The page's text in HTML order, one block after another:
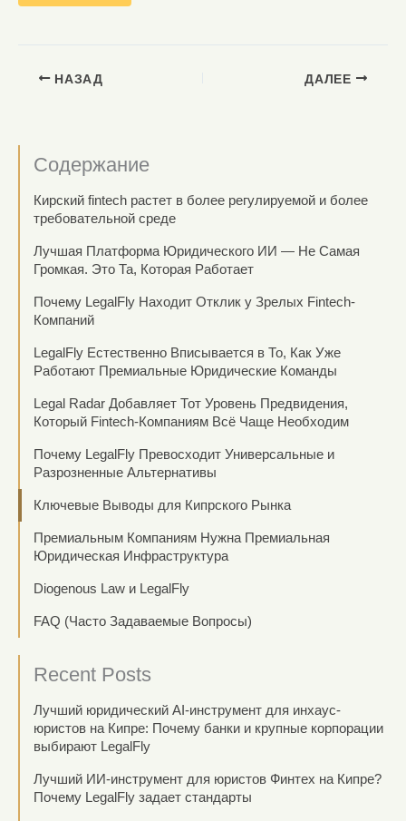
НАЗАД ДАЛЕЕ
Содержание
Кирский fintech растет в более регулируемой и более
требовательной среде
Лучшая Платформа Юридического ИИ — Не Самая
Громкая. Это Та, Которая Работает
Почему LegalFly Находит Отклик у Зрелых Fintech-
Компаний
LegalFly Естественно Вписывается в То, Как Уже
Работают Премиальные Юридические Команды
Legal Radar Добавляет Тот Уровень Предвидения,
Который Fintech-Компаниям Всё Чаще Необходим
Почему LegalFly Превосходит Универсальные и
Разрозненные Альтернативы
Ключевые Выводы для Кипрского Рынка
Премиальным Компаниям Нужна Премиальная
Юридическая Инфраструктура
Diogenous Law и LegalFly
FAQ (Часто Задаваемые Вопросы)
Recent Posts
Лучший юридический AI-инструмент для инхаус-
юристов на Кипре: Почему банки и крупные корпорации
выбирают LegalFly
Лучший ИИ-инструмент для юристов Финтех на Кипре?
Почему LegalFly задает стандарты